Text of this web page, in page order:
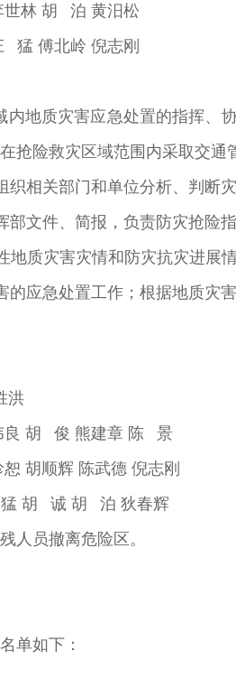
胡 泊 黄汨松
北岭 倪志刚
内地质灾害应急处置的指挥、
抢险救灾区域范围内采取交通
织相关部门和单位分析、判断
部文件、简报，负责防灾抢险
地质灾害灾情和防灾抗灾进
的应急处置工作；根据地质灾
洪
良 胡 俊 熊建章 陈 景
顺辉 陈武德 倪志刚
诚 胡 泊 狄春辉
人员撤离危险区。
单如下：